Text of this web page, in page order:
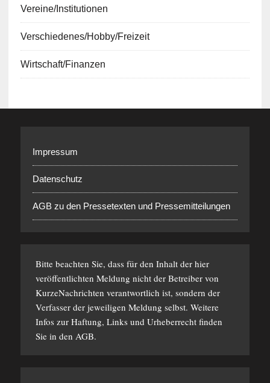
Vereine/Institutionen
Verschiedenes/Hobby/Freizeit
Wirtschaft/Finanzen
Impressum
Datenschutz
AGB zu den Pressetexten und Pressemitteilungen
Bitte beachten Sie, dass für den Inhalt der hier
veröffentlichten Meldung nicht der Betreiber von
KurzeNachrichten verantwortlich ist, sondern der
Verfasser der jeweiligen Meldung selbst. Weitere
Infos zur Haftung, Links und Urheberrecht finden
Sie in den AGB.